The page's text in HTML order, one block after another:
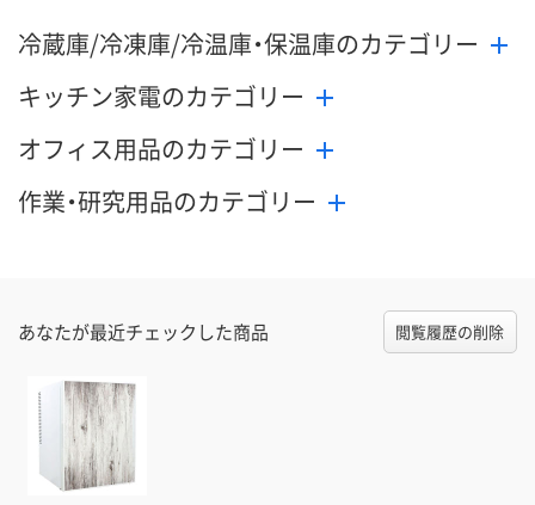
冷蔵庫/冷凍庫/冷温庫・保温庫のカテゴリー
キッチン家電のカテゴリー
オフィス用品のカテゴリー
作業・研究用品のカテゴリー
あなたが最近チェックした商品 閲覧履歴の削除